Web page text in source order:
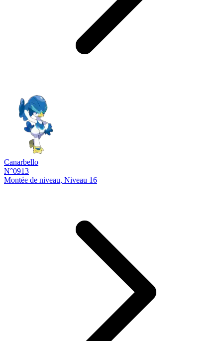
Canarbello
N°0913
Montée de niveau, Niveau 16